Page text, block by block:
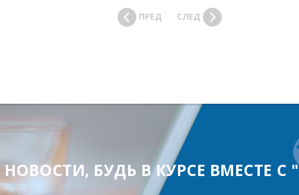
ПРЕД СЛЕД
БУДЬ В КУРСЕ ВМЕСТЕ С